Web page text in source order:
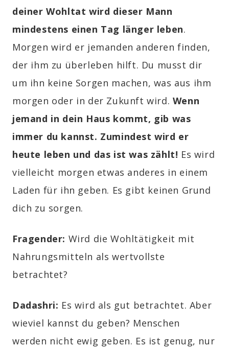
deiner Wohltat wird dieser Mann
mindestens einen Tag länger leben.
Morgen wird er jemanden anderen finden,
der ihm zu überleben hilft. Du musst dir
um ihn keine Sorgen machen, was aus ihm
morgen oder in der Zukunft wird. Wenn
jemand in dein Haus kommt, gib was
immer du kannst. Zumindest wird er
heute leben und das ist was zählt! Es wird
vielleicht morgen etwas anderes in einem
Laden für ihn geben. Es gibt keinen Grund
dich zu sorgen.
Fragender: Wird die Wohltätigkeit mit
Nahrungsmitteln als wertvollste
betrachtet?
Dadashri: Es wird als gut betrachtet. Aber
wieviel kannst du geben? Menschen
werden nicht ewig geben. Es ist genug, nur